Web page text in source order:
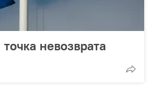
невозврата